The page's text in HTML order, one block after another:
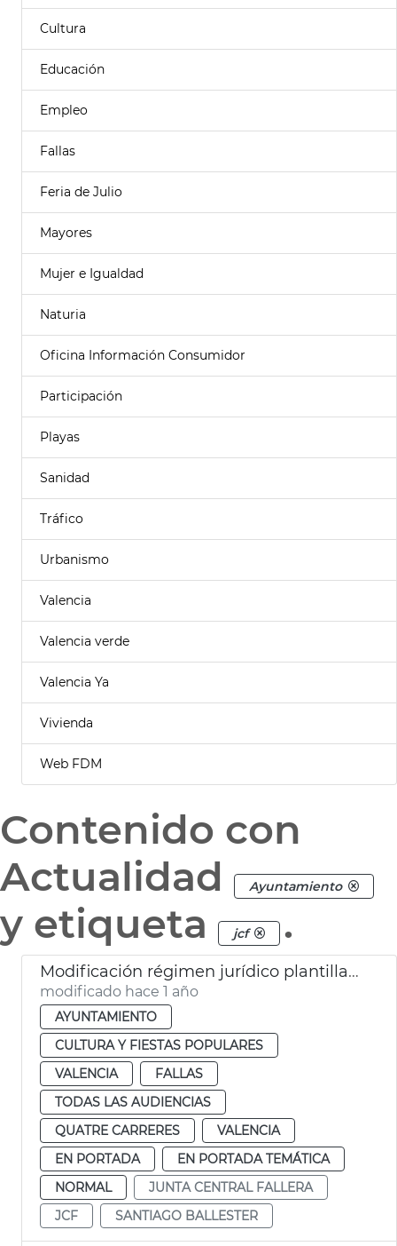
Cultura
Educación
Empleo
Fallas
Feria de Julio
Mayores
Mujer e Igualdad
Naturia
Oficina Información Consumidor
Participación
Playas
Sanidad
Tráfico
Urbanismo
Valencia
Valencia verde
Valencia Ya
Vivienda
Web FDM
Contenido con
Actualidad
Ayuntamiento
y etiqueta jcf .
Modificación régimen jurídico plantilla Junta Central Fallera València
modificado hace 1 año
AYUNTAMIENTO
CULTURA Y FIESTAS POPULARES
VALENCIA
FALLAS
TODAS LAS AUDIENCIAS
QUATRE CARRERES
VALENCIA
EN PORTADA
EN PORTADA TEMÁTICA
NORMAL
JUNTA CENTRAL FALLERA
JCF
SANTIAGO BALLESTER